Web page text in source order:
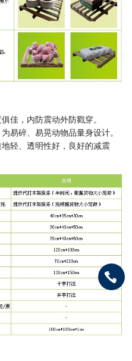
佳，内防震动外防戳穿。
易碎、易晃动物品量身设计。
轻、透明性好，良好的减震